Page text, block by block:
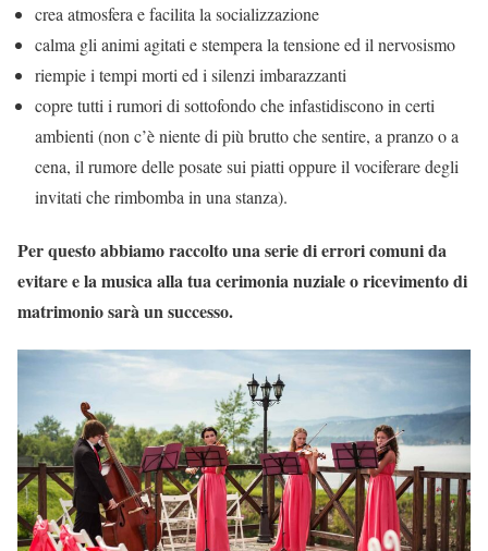
crea atmosfera e facilita la socializzazione
calma gli animi agitati e stempera la tensione ed il nervosismo
riempie i tempi morti ed i silenzi imbarazzanti
copre tutti i rumori di sottofondo che infastidiscono in certi
ambienti (non c’è niente di più brutto che sentire, a pranzo o a
cena, il rumore delle posate sui piatti oppure il vociferare degli
invitati che rimbomba in una stanza).
Per questo abbiamo raccolto una serie di errori comuni da
evitare e la musica alla tua cerimonia nuziale o ricevimento di
matrimonio sarà un successo.